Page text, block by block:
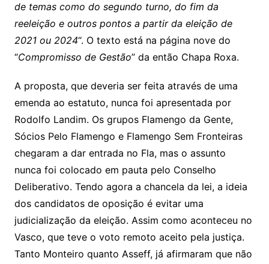
de temas como do segundo turno, do fim da
reeleição e outros pontos a partir da eleição de
2021 ou 2024“. O texto está na página nove do
“Compromisso de Gestão” da então Chapa Roxa.
A proposta, que deveria ser feita através de uma
emenda ao estatuto, nunca foi apresentada por
Rodolfo Landim. Os grupos Flamengo da Gente,
Sócios Pelo Flamengo e Flamengo Sem Fronteiras
chegaram a dar entrada no Fla, mas o assunto
nunca foi colocado em pauta pelo Conselho
Deliberativo. Tendo agora a chancela da lei, a ideia
dos candidatos de oposição é evitar uma
judicialização da eleição. Assim como aconteceu no
Vasco, que teve o voto remoto aceito pela justiça.
Tanto Monteiro quanto Asseff, já afirmaram que não